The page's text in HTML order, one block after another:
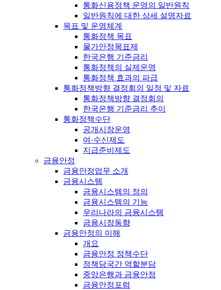
통화신용정책 운영의 일반원칙
일반원칙에 대한 상세 설명자료
목표 및 운영체계
통화정책 목표
물가안정목표제
한국은행 기준금리
통화정책의 실제운영
통화정책 효과의 파급
통화정책방향 결정회의 일정 및 자료
통화정책방향 결정회의
한국은행 기준금리 추이
통화정책수단
공개시장운영
여·수신제도
지급준비제도
금융안정
금융안정업무 소개
금융시스템
금융시스템의 정의
금융시스템의 기능
우리나라의 금융시스템
금융시장동향
금융안정의 이해
개요
금융안정 정책수단
정책당국간 역할분담
중앙은행과 금융안정
금융안정포럼